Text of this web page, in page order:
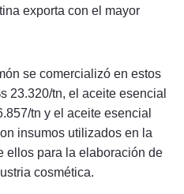
exporta con el mayor
se comercializó en estos
23.320/tn, el aceite esencial
tn y el aceite esencial
insumos utilizados en la
ellos para la elaboración de
cosmética.